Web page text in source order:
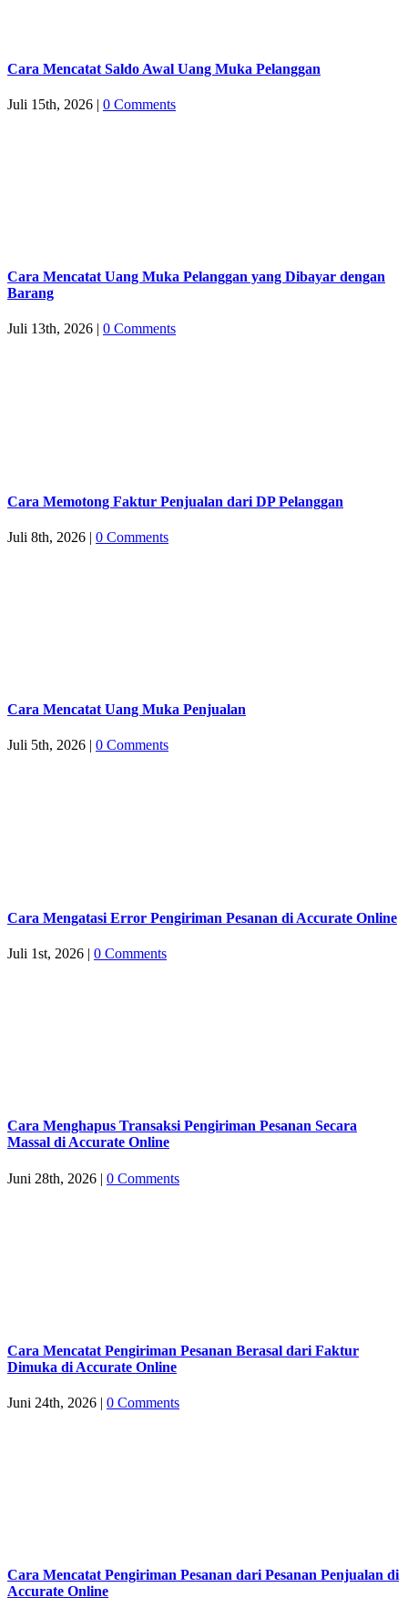
Cara Mencatat Saldo Awal Uang Muka Pelanggan
Juli 15th, 2026 | 0 Comments
Cara Mencatat Uang Muka Pelanggan yang Dibayar dengan
Barang
Juli 13th, 2026 | 0 Comments
Cara Memotong Faktur Penjualan dari DP Pelanggan
Juli 8th, 2026 | 0 Comments
Cara Mencatat Uang Muka Penjualan
Juli 5th, 2026 0 Comments
Cara Mengatasi Error Pengiriman Pesanan di Accurate Online
Juli 1st, 2026 | 0 Comments
Cara Menghapus Transaksi Pengiriman Pesanan Secara
Massal di Accurate Online
Juni 28th, 2026 | 0 Comments
Cara Mencatat Pengiriman Pesanan Berasal dari Faktur
Dimuka di Accurate Online
Juni 24th, 2026 | 0 Comments
Cara Mencatat Pengiriman Pesanan dari Pesanan Penjualan di
Accurate Online